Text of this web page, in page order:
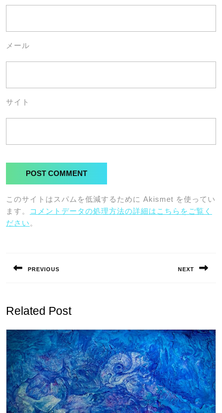
メール
サイト
このサイトはスパムを低減するために Akismet を使ってい
ます。
コメントデータの処理方法の詳細はこちらをご覧く
ださい。
ナ
ゲ
ー
シ
ョ
ン
PREVIOUS NEXT
Related Post